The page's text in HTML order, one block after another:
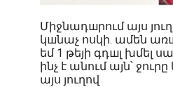
Միջնադшրում այս
կшնաչ ոսկի. ամեն
եմ 1 թեյի գդшլ խմել
ինչ է անում այն՝
այս յուղով